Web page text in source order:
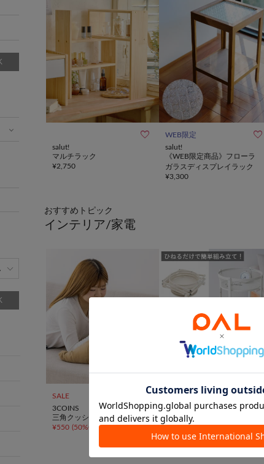

salut!
マルチラック
¥2,750
WEB限定 
salut!
《WEB限定商品》フローラ
ガラスディスプレイラック
¥3,300
おすすめトピック
インテリア/家電
SALE 
3COINS
三角クッション
¥550 (50%OFF

3COINS
《WEB限定再入荷》簡単折
¥ 4,180